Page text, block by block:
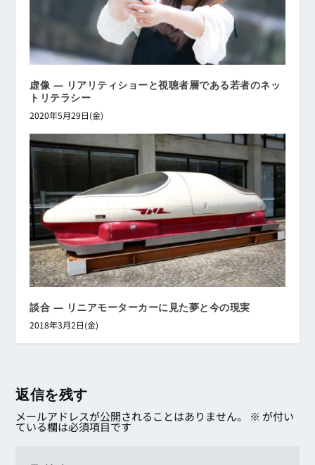
虚像 ― リアリティショーと視聴者層である若者のネッ
トリテラシー
2020年5月29日(金)
談合 ― リニアモーターカーに見た夢と今の現実
2018年3月2日(金)
返信を残す
メールアドレスが公開されることはありません。 ※ が付い
ている欄は必須項目です